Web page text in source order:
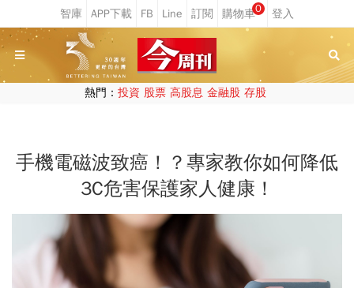
0
熱門： 投資 股票 高股息 金融股 存股
手機電磁波致癌！？專家教你如何降低
3C危害保護家人健康！